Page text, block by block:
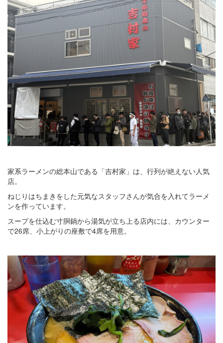
家系ラーメンの総本山である「吉村家」は、行列が絶えない人気
店。
ねじりはちまきをした元気なスタッフさんが気合を入れてラーメ
ンを作っています。
スープを仕込む寸胴鍋から湯気が立ち上る店内には、カウンター
で26席、小上がりの座敷で4席を用意。